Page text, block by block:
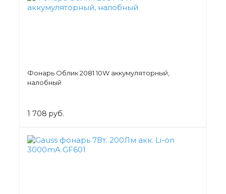
Фонарь Облик 2081 10W аккумуляторный,
налобный
1 708 руб.